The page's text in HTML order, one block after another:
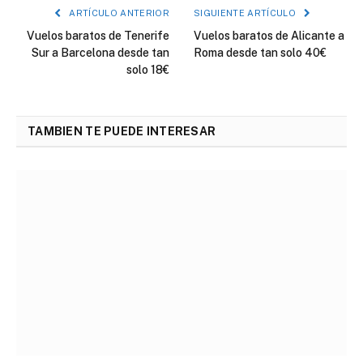
ARTÍCULO ANTERIOR
Vuelos baratos de Tenerife
Sur a Barcelona desde tan
solo 18€
SIGUIENTE ARTÍCULO
Vuelos baratos de Alicante a
Roma desde tan solo 40€
TAMBIEN TE PUEDE INTERESAR